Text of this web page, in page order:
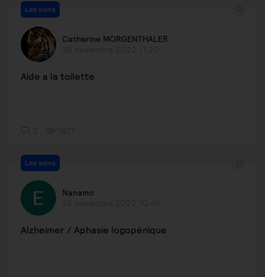
Les soins
Catherine MORGENTHALER
Aide a la toilette
Les soins
Nanamo
Alzheimer / Aphasie logopénique